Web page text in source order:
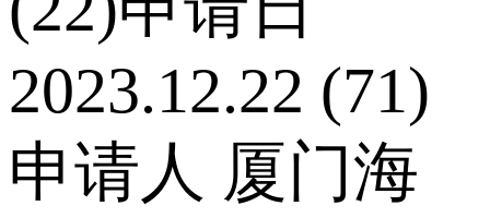
2023.12.22 (71)
申请人 厦门海